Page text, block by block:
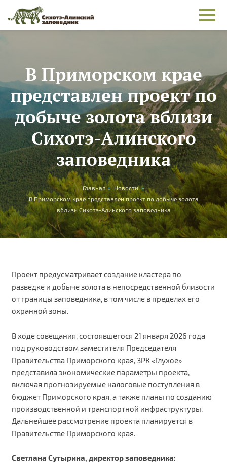
Перейти к основному содержанию
В Приморском крае
представлен проект по
добыче золота вблизи
Сихотэ-Алинского
заповедника
Вы здесь Главная » Новости »
В Приморском крае представлен проект по добыче золота
вблизи Сихотэ-Алинского заповедника
Проект предусматривает создание кластера по
разведке и добыче золота в непосредственной близости
от границы заповедника, в том числе в пределах его
охранной зоны.
В ходе совещания, состоявшегося 21 января 2026 года
под руководством заместителя Председателя
Правительства Приморского края, ЗРК «Глухое»
представила экономические параметры проекта,
включая прогнозируемые налоговые поступления в
бюджет Приморского края, а также планы по созданию
производственной и транспортной инфраструктуры.
Дальнейшее рассмотрение проекта планируется в
Правительстве Приморского края.
Светлана Сутырина, директор заповедника: